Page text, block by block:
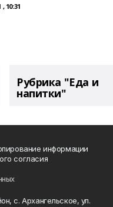
10:31
Рубрика "Еда и
напитки"
информации
согласия
с. Архангельское, ул.